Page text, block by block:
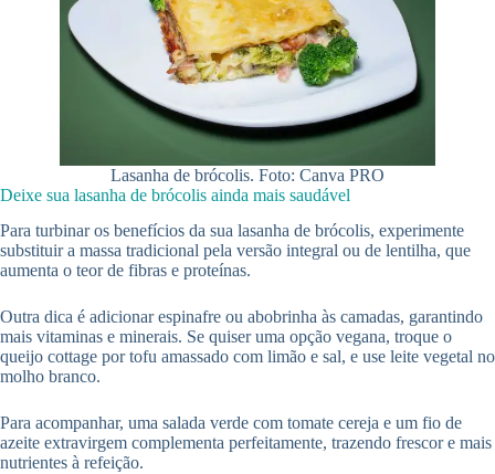
Lasanha de brócolis. Foto: Canva PRO
Deixe sua lasanha de brócolis ainda mais saudável
Para turbinar os benefícios da sua lasanha de brócolis, experimente
substituir a massa tradicional pela versão integral ou de lentilha, que
aumenta o teor de fibras e proteínas.
Outra dica é adicionar espinafre ou abobrinha às camadas, garantindo
mais vitaminas e minerais. Se quiser uma opção vegana, troque o
queijo cottage por tofu amassado com limão e sal, e use leite vegetal no
molho branco.
Para acompanhar, uma salada verde com tomate cereja e um fio de
azeite extravirgem complementa perfeitamente, trazendo frescor e mais
nutrientes à refeição.